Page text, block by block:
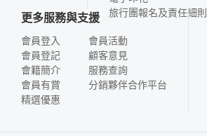
旅行團報名及責任細則
更多服務與支援
會員登入
會員登記
會籍簡介
會員有賞
精選優惠
會員活動
顧客意見
服務查詢
分銷夥伴合作平台